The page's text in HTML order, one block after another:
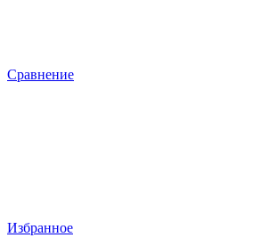
Сравнение
Избранное